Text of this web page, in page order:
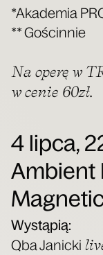
*Aka­de­mia
** Gościn­nie
Na ope­rę w
w cenie 60zł.
4 lipca,
Ambient
Wystą­pią:
Qba Janic­ki